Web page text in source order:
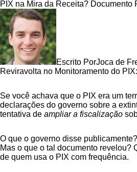
PIX na Mira da Receita? Documento
Escrito PorJoca de
Reviravolta no Monitoramento do
Se você achava que o PIX era um
declarações do governo sobre a
tentativa de ampliar a fiscalização
O que o governo disse
Mas o que o tal documento revelou?
de quem usa o PIX com frequência.